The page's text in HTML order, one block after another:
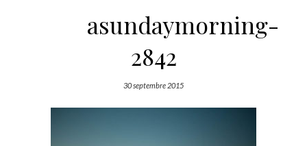
asundaymorning-
2842
30 septembre 2015